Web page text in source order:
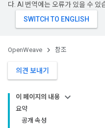
다. AI 번역에는 오류가 있을 수 있
OpenWeave 참조
의견 보내기
이 페이지의 내용
요약
공개 속성